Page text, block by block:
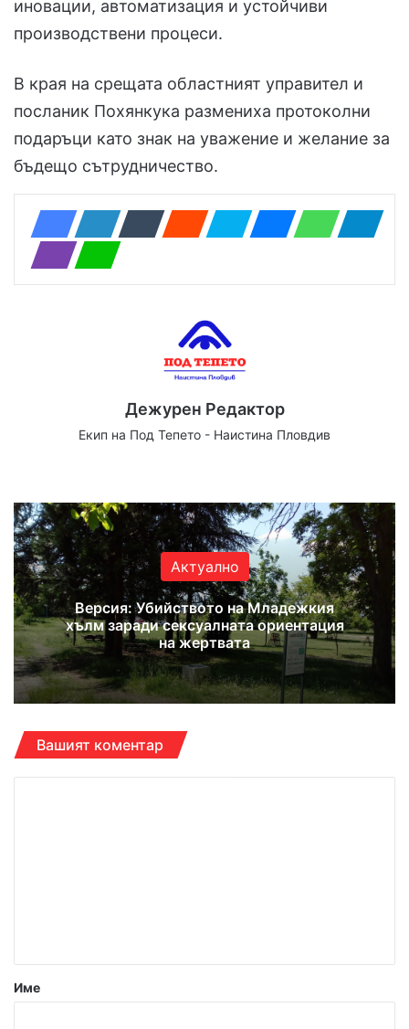
иновации, автоматизация и устойчиви
производствени процеси.
В края на срещата областният управител и
посланик Похянкука размениха протоколни
подаръци като знак на уважение и желание за
бъдещо сътрудничество.
Дежурен Редактор
Екип на Под Тепето - Наистина Пловдив
Актуално
Версия: Убийството на Младежкия
хълм заради сексуалната ориентация
на жертвата
Вашият коментар
р
Име